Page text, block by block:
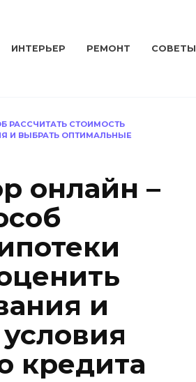
ИНТЕРЬЕР РЕМОНТ СОВЕТЫ
РАССЧИТАТЬ СТОИМОСТЬ
И ВЫБРАТЬ ОПТИМАЛЬНЫЕ
онлайн –
и
кредита